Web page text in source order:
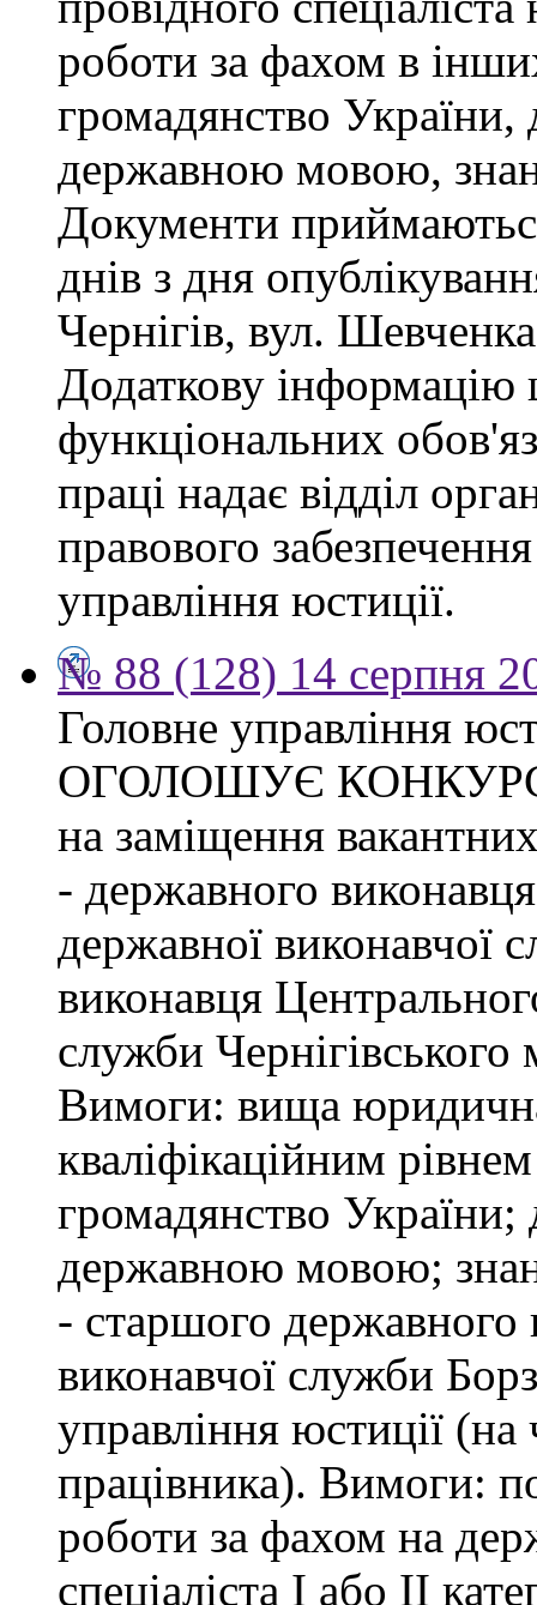
роботи за фахом в
громадянство України,
державною мовою,
Документи
днів з дня
Чернігів, вул.
Додаткову
функціональних
праці надає відділ
правового
управління юстиції.
№ 88 (128) 14 серпня
Головне управління
ОГОЛОШУЄ
на заміщення
- державного
державної виконавчої
виконавця
служби Чернігівського
Вимоги: вища юридична
кваліфікаційним
громадянство України;
державною мовою;
- старшого державного
виконавчої служби
управління юстиції (на
працівника). Вимоги:
роботи за фахом на
спеціаліста І або ІІ